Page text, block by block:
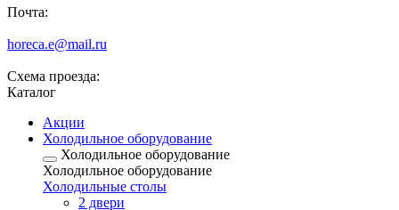
Почта:
horeca.e@mail.ru
Схема проезда:
Каталог
Акции
Холодильное оборудование
Холодильное оборудование
Холодильное оборудование
Холодильные столы
2 двери